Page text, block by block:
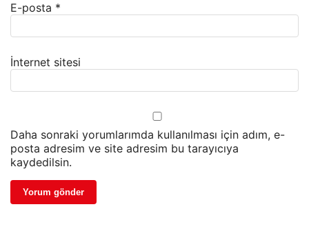
E-posta *
İnternet sitesi
Daha sonraki yorumlarımda kullanılması için adım, e-
posta adresim ve site adresim bu tarayıcıya
kaydedilsin.